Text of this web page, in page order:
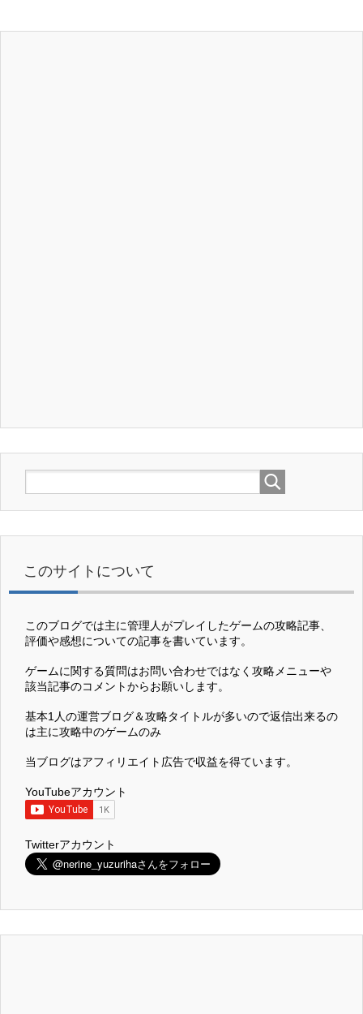
このサイトについて
このブログでは主に管理人がプレイしたゲームの攻略記事、
評価や感想についての記事を書いています。
ゲームに関する質問はお問い合わせではなく攻略メニューや
該当記事のコメントからお願いします。
基本1人の運営ブログ＆攻略タイトルが多いので返信出来るの
は主に攻略中のゲームのみ
当ブログはアフィリエイト広告で収益を得ています。
YouTubeアカウント
Twitterアカウント